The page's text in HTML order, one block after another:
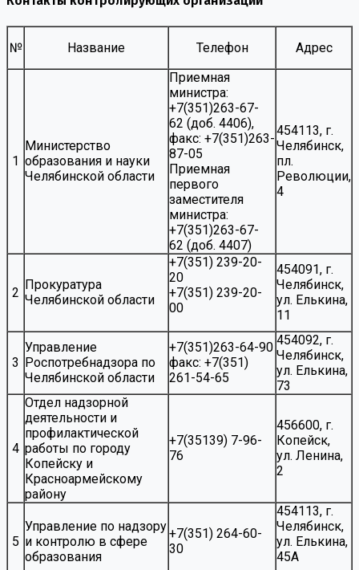
№ Название Телефон Адрес
1
Министерство
образования и науки
Челябинской области
Приемная
министра:
+7(351)263-67-
62 (доб. 4406),
факс: +7(351)263-
87-05
Приемная
первого
заместителя
министра:
+7(351)263-67-
62 (доб. 4407)
454113, г.
Челябинск,
пл.
Революции,
4
2
Прокуратура
Челябинской области
+7(351) 239-20-
20
+7(351) 239-20-
00
454091, г.
Челябинск,
ул. Елькина,
11
3
Управление
Роспотребнадзора по
Челябинской области
+7(351)263-64-90
факс: +7(351)
261-54-65
454092, г.
Челябинск,
ул. Елькина,
73
4
Отдел надзорной
деятельности и
профилактической
работы по городу
Копейску и
Красноармейскому
району
+7(35139) 7-96-
76
456600, г.
Копейск,
ул. Ленина,
2
5
Управление по надзору
и контролю в сфере
образования
+7(351) 264-60-
30
454113, г.
Челябинск,
ул. Елькина,
45А